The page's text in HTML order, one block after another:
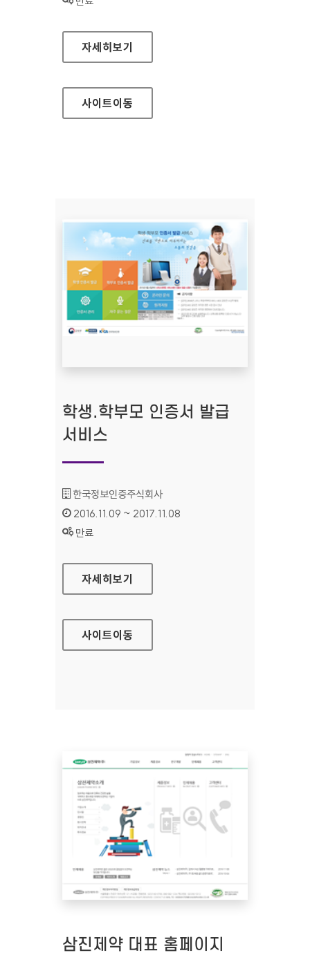
분당구청 대표 홈페이지
자세히보기
사이트이동
학생.학부모 인증서 발급
서비스
기관명 :
한국정보인증주식회사
인증기간 :
2016.11.09 ~ 2017.11.08
상태 :
만료
학생.학부모 인증서 발급 서비스
자세히보기
사이트이동
삼진제약 대표 홈페이지